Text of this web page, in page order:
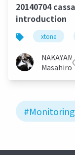
20140704
introduction
xtone
Masahiro
#Monitoring